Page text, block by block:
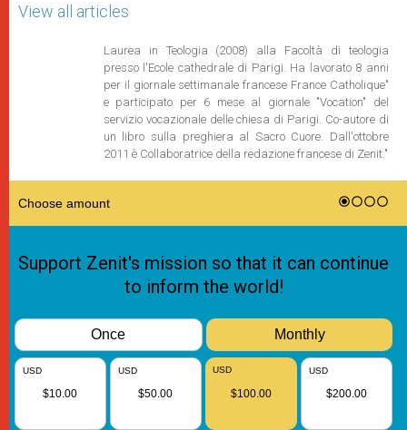
View all articles
Laurea in Teologia (2008) alla Facoltà di teologia
presso l'Ecole cathedrale di Parigi. Ha lavorato 8 anni
per il giornale settimanale francese France Catholique"
e participato per 6 mese al giornale "Vocation" del
servizio vocazionale delle chiesa di Parigi. Co-autore di
un libro sulla preghiera al Sacro Cuore. Dall'ottobre
2011 è Collaboratrice della redazione francese di Zenit."